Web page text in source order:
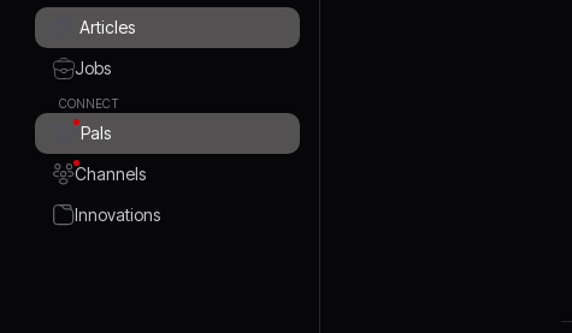
Articles
Jobs
CONNECT
Pals
Channels
Innovations